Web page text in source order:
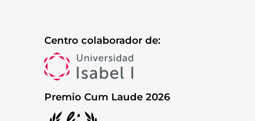
Centro colaborador de:
Premio Cum Laude 2026